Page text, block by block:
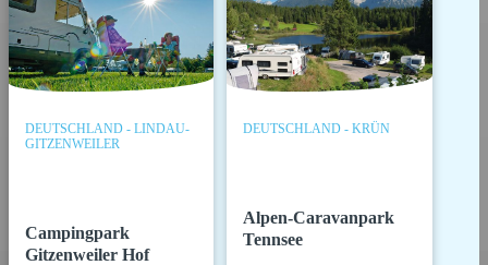
DEUTSCHLAND - LINDAU-
GITZENWEILER
Campingpark
Gitzenweiler Hof
DEUTSCHLAND - KRÜN
Alpen-Caravanpark
Tennsee